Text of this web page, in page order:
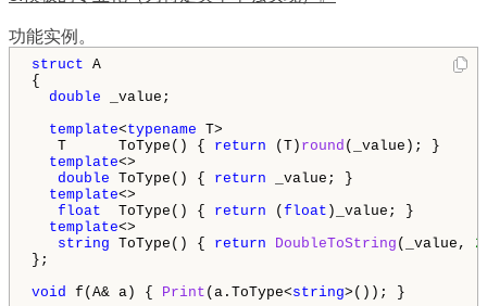
功能实例。
struct A
{
double _value;
template<typename T>
T      ToType() { return (T) round (_value); }
template<>
double ToType() { return _value; }
template<>
float ToType() { return ( float )_value; }
template<>
string ToType() { return DoubleToString (_value, 2
};
void f(A& a) { Print (a.ToType<string>()); }